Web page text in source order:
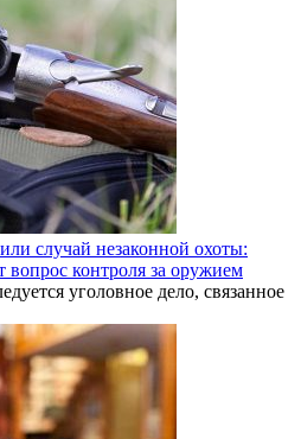
случай незаконной охоты:
контроля за оружием
уголовное дело, связанное